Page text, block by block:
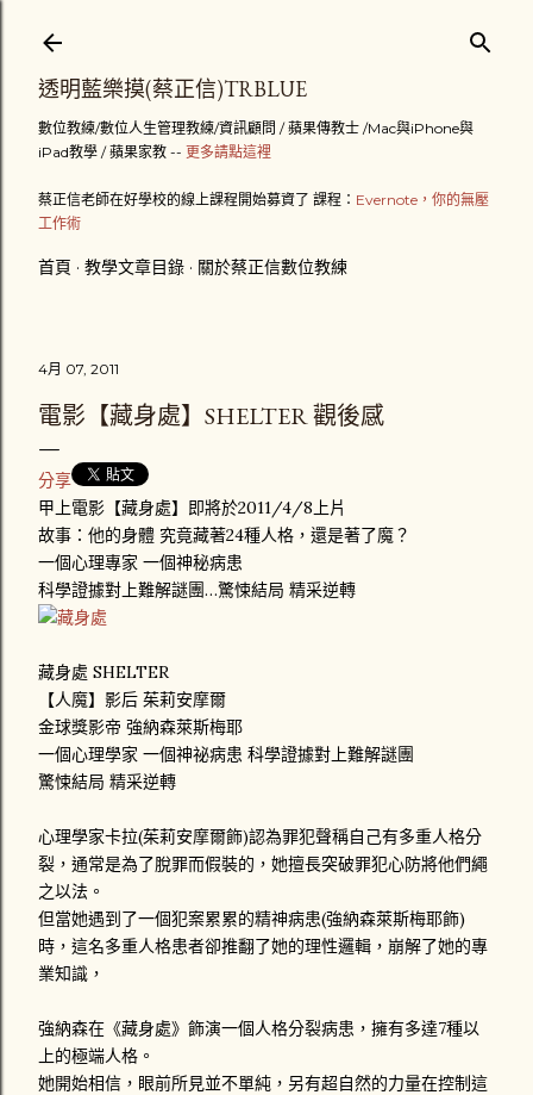
透明藍樂摸(蔡正信)TRBLUE
數位教練/數位人生管理教練/資訊顧問 / 蘋果傳教士 /Mac與iPhone與
iPad教學 / 蘋果家教 -- 更多請點這裡
蔡正信老師在好學校的線上課程開始募資了 課程： Evernote，你的無壓
工作術
首頁 教學文章目錄 關於蔡正信數位教練
4月 07, 2011
電影【藏身處】SHELTER 觀後感
分享
甲上電影【藏身處】即將於2011/4/8上片
故事：他的身體 究竟藏著24種人格，還是著了魔？
一個心理專家 一個神秘病患
科學證據對上難解謎團…驚悚結局 精采逆轉
藏身處 SHELTER
【人魔】影后 茱莉安摩爾
金球獎影帝 強納森萊斯梅耶
一個心理學家 一個神祕病患 科學證據對上難解謎團
驚悚結局 精采逆轉
心理學家卡拉(茱莉安摩爾飾)認為罪犯聲稱自己有多重人格分
裂，通常是為了脫罪而假裝的，她擅長突破罪犯心防將他們繩
之以法。
但當她遇到了一個犯案累累的精神病患(強納森萊斯梅耶飾)
時，這名多重人格患者卻推翻了她的理性邏輯，崩解了她的專
業知識，
強納森在《藏身處》飾演一個人格分裂病患，擁有多達7種以
上的極端人格。
她開始相信，眼前所見並不單純，另有超自然的力量在控制這